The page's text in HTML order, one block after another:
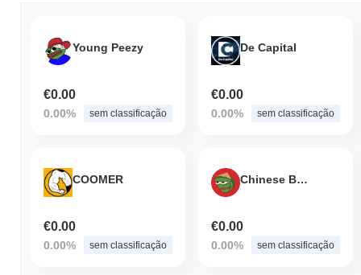
Young Peezy
€0.00
0.00% sem classificação
De Capital
€0.00
0.00% sem classificação
COOMER
€0.00
0.00% sem classificação
Chinese BEIBEI
€0.00
0.00% sem classificação